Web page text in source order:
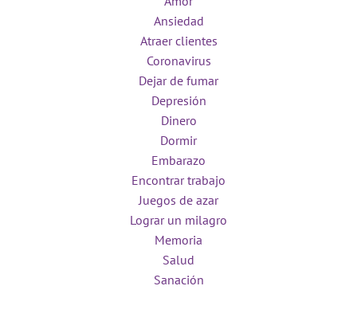
Ansiedad
Atraer clientes
Coronavirus
Dejar de fumar
Depresión
Dinero
Dormir
Embarazo
Encontrar trabajo
Juegos de azar
Lograr un milagro
Memoria
Salud
Sanación